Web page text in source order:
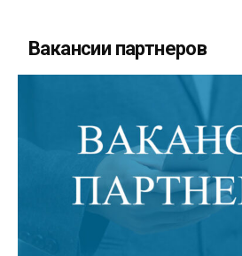
Вакансии партнеров